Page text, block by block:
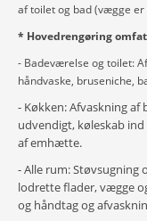
af toilet og bad (vægge
* Hovedrengøring
- Badeværelse og toilet:
håndvaske, bruseniche,
- Køkken: Afvaskning
udvendigt, køleskab
af emhætte.
- Alle rum: Støvsugning
lodrette flader, vægge
og håndtag og